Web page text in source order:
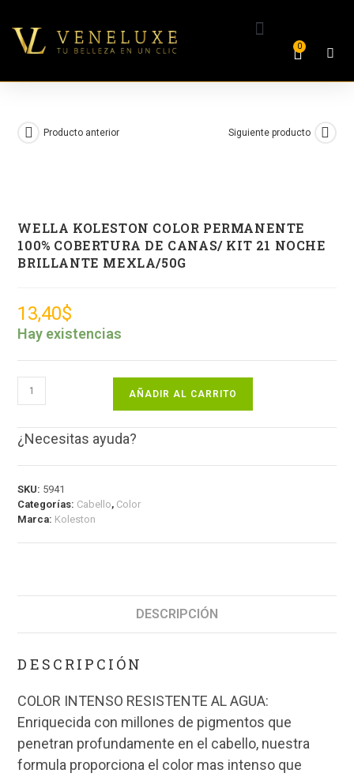
0
Producto anterior Siguiente producto
WELLA KOLESTON COLOR PERMANENTE
100% COBERTURA DE CANAS/ KIT 21 NOCHE
BRILLANTE MEXLA/50G
13,40$
Hay existencias
AÑADIR AL CARRITO
¿Necesitas ayuda?
SKU: 5941
Categorías: Cabello, Color
Marca: Koleston
DESCRIPCIÓN
DESCRIPCIÓN
COLOR INTENSO RESISTENTE AL AGUA:
Enriquecida con millones de pigmentos que
penetran profundamente en el cabello, nuestra
formula proporciona el color mas intenso que